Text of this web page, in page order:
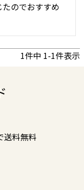
のでおすすめ
1件中 1-1件表示
送料無料